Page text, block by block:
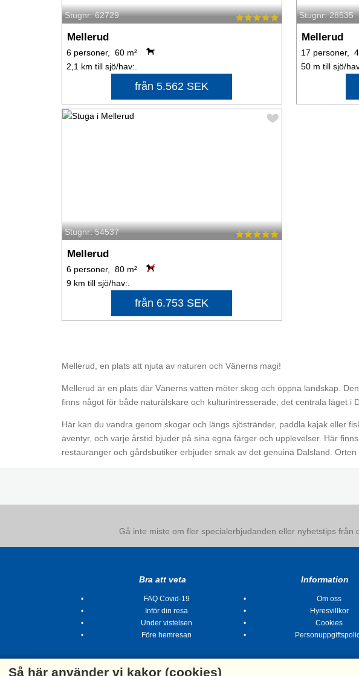
Stugnr: 62729
Mellerud
6 personer, 60 m²
2,1 km till sjö/hav:.
från 5.562 SEK
Stugnr: 28535
Mellerud
17 personer,
50 m till sjö/
Stugnr: 54537
Mellerud
6 personer, 80 m²
9 km till sjö/hav:.
från 6.753 SEK
Mellerud, en plats att njuta av naturen och Vänerns magi!
Mellerud är en plats där Vänerns vatten möter skog och öppna landskap.
finns något för både naturälskare och kulturintresserade, det centrala läget i
Här kan du vandra genom skogar och längs sjöstränder, paddla kajak eller
äventyr, och varje årstid bjuder på sina egna färger och upplevelser. Här
restauranger och gårdsbutiker erbjuder smak av det genuina Dalsland.
Gå inte miste om fler specialerbjudanden eller nyhetstips från
Bra att veta
FAQ Covid-19
Inför din resa
Under vistelsen
Före hemresan
Information
Om oss
Hyresvillkor
Cookies
Så här använder vi kakor (cookies)